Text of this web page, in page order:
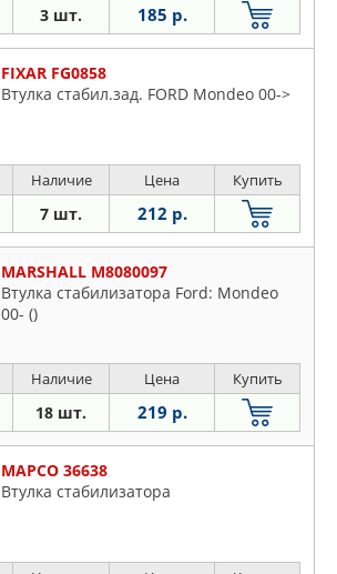
3 шт. 185 р.
FIXAR FG0858
Втулка стабил.зад. FORD Mondeo 00->
Наличие Цена Купить
7 шт. 212 р.
MARSHALL M8080097
Втулка стабилизатора Ford: Mondeo
00- ()
Наличие Цена Купить
18 шт. 219 р.
MAPCO 36638
Втулка стабилизатора